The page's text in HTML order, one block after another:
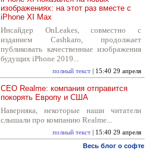
изображениях: на этот раз вместе с
iPhone XI Max
Инсайдер OnLeakes, совместно с
изданием Cashkaro, продолжает
публиковать качественные изображения
будущих iPhone 2019...
полный текст | 15:40 29 апреля
CEO Realme: компания отправится
покорять Европу и США
Наверняка, некоторые наши читатели
слышали про компанию Realme...
полный текст | 15:40 29 апреля
Весь блог о софте